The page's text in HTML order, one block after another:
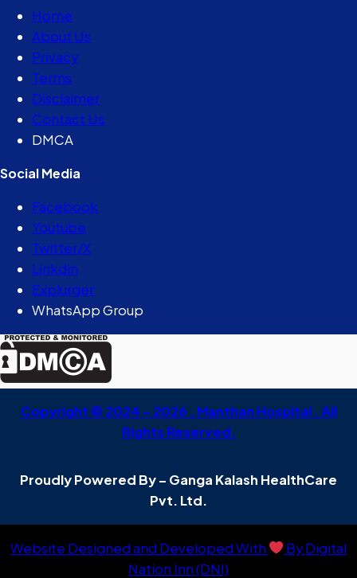
Home
About Us
Privacy
Terms
Disclaimer
Contact Us
DMCA
Social Media
Facebook
Youtube
Twitter/X
Linkdin
Explurger
WhatsApp Group
Copyright © 2024 – 2026 . Manthan Hospital . All
Rights Reserved.
Proudly Powered By – Ganga Kalash HealthCare
Pvt. Ltd.
Website Designed and Developed With
By Digital
Nation Inn (DNI)